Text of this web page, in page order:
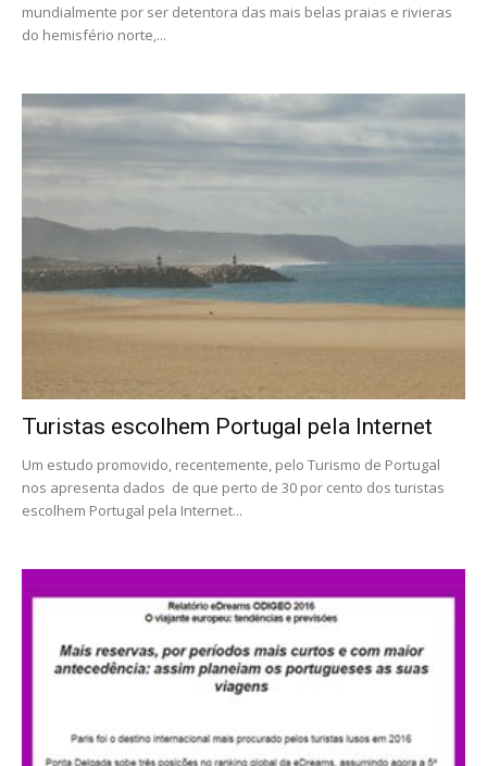
mundialmente por ser detentora das mais belas praias e rivieras
do hemisfério norte,...
Turistas escolhem Portugal pela Internet
Um estudo promovido, recentemente, pelo Turismo de Portugal
nos apresenta dados de que perto de 30 por cento dos turistas
escolhem Portugal pela Internet...